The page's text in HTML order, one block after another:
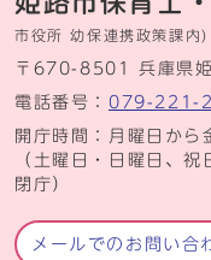
市役所 幼保連携政策課内)
〒670-8501 兵庫県
電話番号： 079-221-
開庁時間：月曜日か
（土曜日・日曜日、
閉庁）
メールでのお問い合